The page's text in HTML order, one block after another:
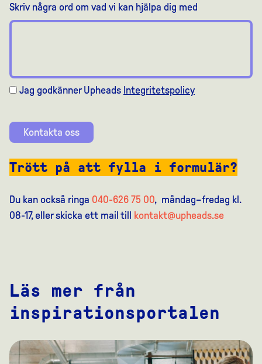
Skriv några ord om vad vi kan hjälpa dig med
Jag godkänner Upheads Integritetspolicy
Kontakta oss
Trött på att fylla i formulär?
Du kan också ringa 040-626 75 00, måndag–fredag kl.
08-17, eller skicka ett mail till kontakt@upheads.se
Läs mer från
inspirationsportalen